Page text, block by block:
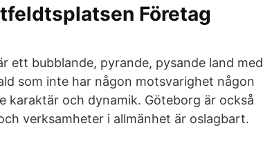
Företag
ett bubblande, pyrande, pysande land med
som inte har någon motsvarighet någon
karaktär och dynamik. Göteborg är också
verksamheter i allmänhet är oslagbart.